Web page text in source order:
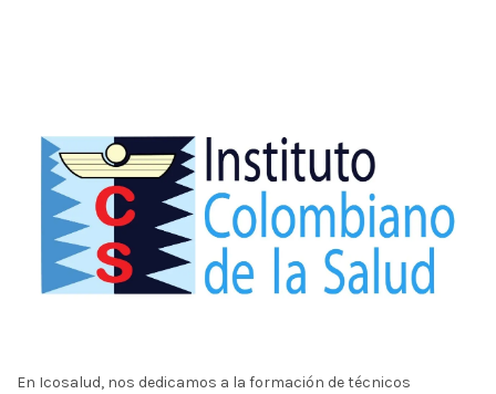
En Icosalud, nos dedicamos a la formación de técnicos